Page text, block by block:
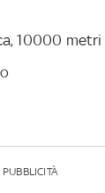
10000 metri
PUBBLICITÀ